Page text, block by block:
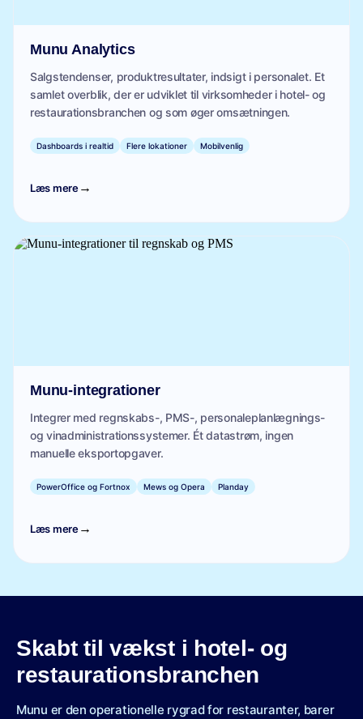
Munu Analytics
Salgstendenser, produktresultater, indsigt i personalet. Et
samlet overblik, der er udviklet til virksomheder i hotel- og
restaurationsbranchen og som øger omsætningen.
Dashboards i realtid Flere lokationer Mobilvenlig
Læs mere→
Munu-integrationer
Integrer med regnskabs-, PMS-, personaleplanlægnings-
og vinadministrationssystemer. Ét datastrøm, ingen
manuelle eksportopgaver.
PowerOffice og Fortnox Mews og Opera Planday
Læs mere→
Skabt til vækst i hotel- og
restaurationsbranchen
Munu er den operationelle rygrad for restauranter, barer